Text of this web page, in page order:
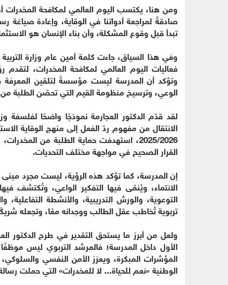
ومن هنا، يكتسب اليوم العالمي لمكافحة المخدرات
صادقةً لمراجعة أدواتنا في الوقاية، وإعادة صياغة
تبدأ قبل وقوع المشكلة، وأن بناء الإنسان هو
وفي هذا السياق، جاءت كلمة أمين عام وزارة
فعاليات اليوم العالمي لمكافحة المخدرات، لتقدم
وتؤكد أن المدرسة ليست مؤسسةً لتلقين
الوعي، وترسيخ منظومة القيم التي تحصّن الطلبة
لقد قدّم الدكتور العجارمة نموذجًا واضحًا لفلسفة
الانتقال من مفهوم ردّ الفعل إلى منهج الوقاية
2025/2026، استهدفت حماية الطلبة من
القرار الصحيح في مواجهة مختلف التحديات.
إن المدرسة، كما تؤكد هذه الرؤية، ليست مجرد
الانتماء، ويُنمّى فيها التفكير الواعي، وتُكتشف
التوعوية، والورش التدريبية، والأنشطة
تربوية تُخاطب عقل الطالب ووجدانه معًا، وتجعله
ولعل من أبرز ما يستحق التقدير في طرح الدكتور
الأول داخل المدرسة؛ فالمرشد التربوي ليس
المؤشرات المبكرة، ويعزز الأمن النفسي
الوطنية «نعم للحياة... لا للمخدرات» التي حملت